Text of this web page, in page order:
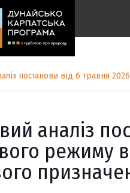
постанови від 6 травня
аналіз
режиму